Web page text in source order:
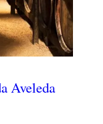
Aveleda